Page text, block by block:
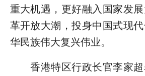
重大机遇，更好融入国家发
革开放大潮，投身中国式现
华民族伟大复兴伟业。
香港特区行政长官李家超